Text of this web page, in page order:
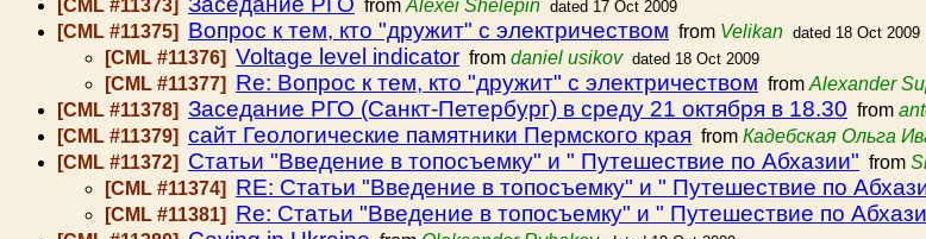
[CML #11373] from Alexei Shelepin dated 17 Oct 2009
[CML #11375] Вопрос к тем, кто "дружит" с электричеством from Velikan dated 18 Oct 2009
[CML #11376] Voltage level indicator from daniel usikov dated 18 Oct 2009
[CML #11377] Re: Вопрос к тем, кто "дружит" с электричеством from Alexander
[CML #11378] Заседание РГО (Санкт-Петербург) в среду 21 октября в 18.30 from
[CML #11379] сайт Геологические памятники Пермского края from Кадебская Ольга
[CML #11372] Статьи "Введение в топосъемку" и " Путешествие по Абхазии" from
[CML #11374] RE: Статьи "Введение в топосъемку" и " Путешествие по
[CML #11381] Re: Статьи "Введение в топосъемку" и " Путешествие по